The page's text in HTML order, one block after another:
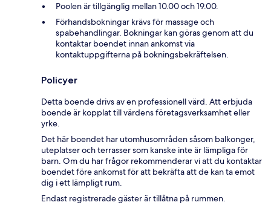
Poolen är tillgänglig mellan 10.00 och 19.00.
Förhandsbokningar krävs för massage och
spabehandlingar. Bokningar kan göras genom att du
kontaktar boendet innan ankomst via
kontaktuppgifterna på bokningsbekräftelsen.
Policyer
Detta boende drivs av en professionell värd. Att erbjuda
boende är kopplat till värdens företagsverksamhet eller
yrke.
Det här boendet har utomhusområden såsom balkonger,
uteplatser och terrasser som kanske inte är lämpliga för
barn. Om du har frågor rekommenderar vi att du kontaktar
boendet före ankomst för att bekräfta att de kan ta emot
dig i ett lämpligt rum.
Endast registrerade gäster är tillåtna på rummen.